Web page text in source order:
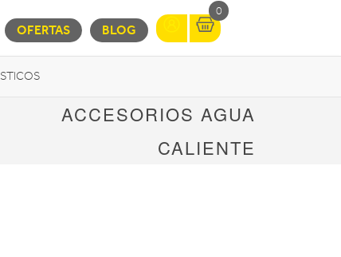
OFERTAS BLOG
0
INFORMÁTICA MOVILIDAD URBANA
ACCESORIOS AGUA
CALIENTE